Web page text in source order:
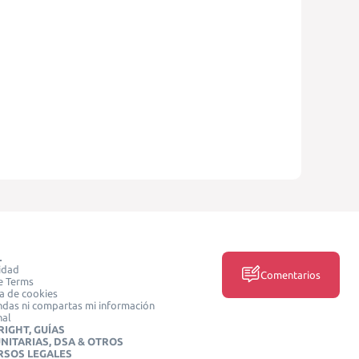
Terms
de cookies
ni compartas mi información
GUÍAS
DSA & OTROS
LEGALES
Comentarios